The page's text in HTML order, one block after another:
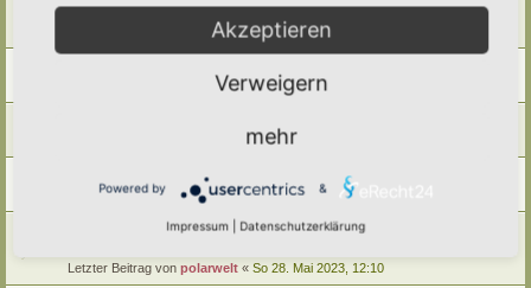
Hortus Netzwerk Treffen in Lenzen an der Elbe
CoAn«Do 25. Jul 2024, 13:39
polarwelt«So 28. Mai 2023, 12:22
«So 28. Mai 2023, 12:19
Hortus-Netzwerk-Freunde Berlin-Brandenburg
Letzter Beitrag von polarwelt«So 28. Mai 2023, 12:12
Hortus-Netzwerk Raum Augsburg/ Ulm / Nordschwaben in
Letzter Beitrag von polarwelt « So 28. Mai 2023, 12:10
Akzeptieren
Verweigern
mehr
Powered by &
Impressum Datenschutzerklärung